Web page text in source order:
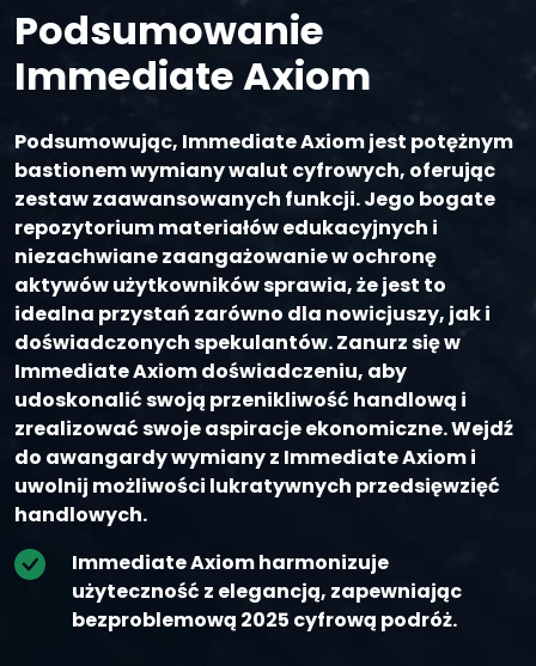
Podsumowanie
Immediate Axiom
Podsumowując, Immediate Axiom jest potężnym
bastionem wymiany walut cyfrowych, oferując
zestaw zaawansowanych funkcji. Jego bogate
repozytorium materiałów edukacyjnych i
niezachwiane zaangażowanie w ochronę
aktywów użytkowników sprawia, że jest to
idealna przystań zarówno dla nowicjuszy, jak i
doświadczonych spekulantów. Zanurz się w
Immediate Axiom doświadczeniu, aby
udoskonalić swoją przenikliwość handlową i
zrealizować swoje aspiracje ekonomiczne. Wejdź
do awangardy wymiany z Immediate Axiom i
uwolnij możliwości lukratywnych przedsięwzięć
handlowych.
Immediate Axiom harmonizuje
użyteczność z elegancją, zapewniając
bezproblemową 2025 cyfrową podróż.